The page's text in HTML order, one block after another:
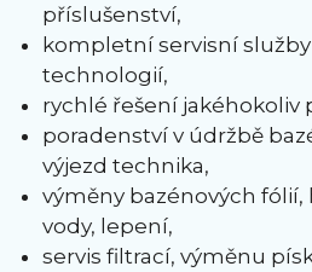
příslušenství,
kompletní servisní služby
technologií,
rychlé řešení jakéhokoliv
poradenství v údržbě
výjezd technika,
výměny bazénových
vody, lepení,
servis filtrací, výměnu